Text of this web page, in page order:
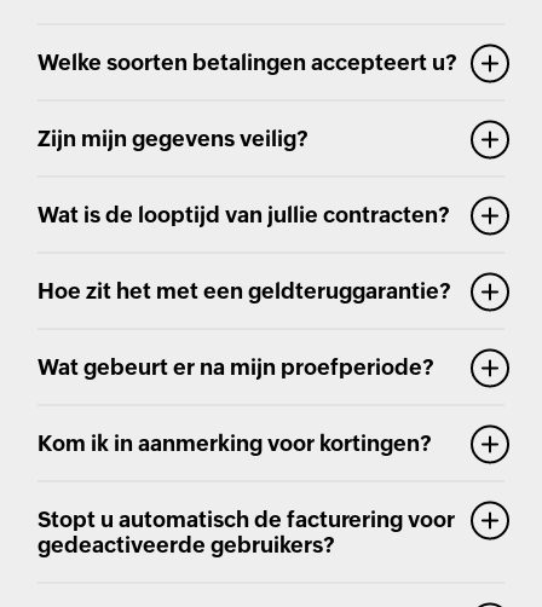
Welke soorten betalingen accepteert u?
Zijn mijn gegevens veilig?
Wat is de looptijd van jullie contracten?
Hoe zit het met een geldteruggarantie?
Wat gebeurt er na mijn proefperiode?
Kom ik in aanmerking voor kortingen?
Stopt u automatisch de facturering voor
gedeactiveerde gebruikers?